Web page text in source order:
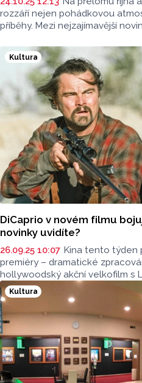
rozzáří nejen pohádkovou
příběhy. Mezi nejzajímavější
film o skupiněDepeche Mode.
Kultura
DiCaprio v novém filmu
novinky uvidíte?
26.09.25 10:07 Kina tento týden
premiéry – dramatické
hollywoodský akční velkofilm s
a rodinnou podívanou pro
radio Haná o tom mluvil Jan
Kultura